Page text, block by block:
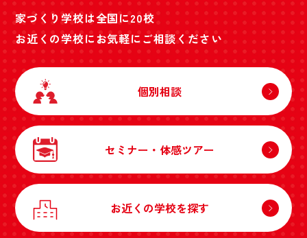
家づくり学校は全国に20校
お近くの学校にお気軽にご相談ください
個別相談
セミナー・体感ツアー
お近くの学校を探す